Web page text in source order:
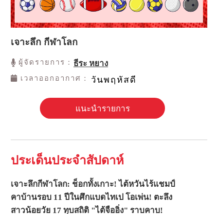
เจาะลึก กีฬาโลก
ผู้จัดรายการ：ธีระ หยาง
เวลาออกอากาศ： วันพฤหัสดี
แนะนำรายการ
ประเด็นประจำสัปดาห์
เจาะลึกกีฬาโลก: ช็อกทั้งเกาะ! ไต้หวันไร้แชมป์
คาบ้านรอบ 11 ปีในศึกแบดไทเป โอเพ่น! ตะลึง
สาวน้อยวัย 17 ทุบสถิติ "ไต้จืออิ่ง" ราบคาบ!